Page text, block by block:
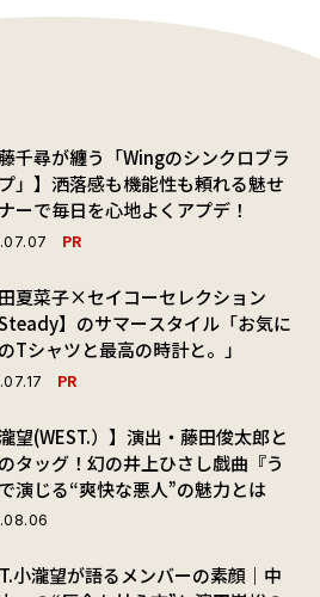
藤千尋が纏う「Wingのシンクロブラ
」】洒落感も機能性も頼れる魅せ
ーで毎日を心地よくアプデ！
PR
田夏菜子×セイコーセレクション
】のサマースタイル「お気に
Tシャツと最高の時計と。」
PR
瀧望(WEST.）】演出・藤田俊太郎と
タッグ！幻の井上ひさし戯曲『う
演じる“爽快な悪人”の魅力とは
小瀧望が語るメンバーの素顔｜中